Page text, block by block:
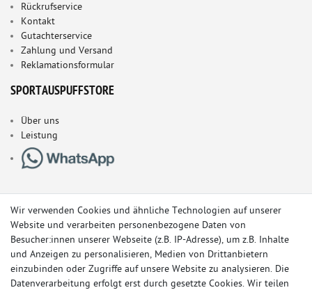
Rückrufservice
Kontakt
Gutachterservice
Zahlung und Versand
Reklamationsformular
SPORTAUSPUFFSTORE
Über uns
Leistung
Wir verwenden Cookies und ähnliche Technologien auf unserer
Website und verarbeiten personenbezogene Daten von
Besucher:innen unserer Webseite (z.B. IP-Adresse), um z.B. Inhalte
und Anzeigen zu personalisieren, Medien von Drittanbietern
einzubinden oder Zugriffe auf unsere Website zu analysieren. Die
Datenverarbeitung erfolgt erst durch gesetzte Cookies. Wir teilen